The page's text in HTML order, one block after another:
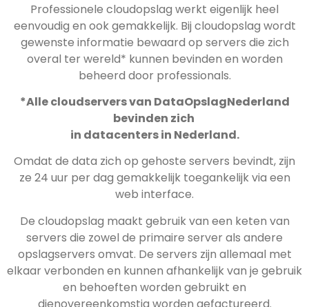
Professionele cloudopslag werkt eigenlijk heel
eenvoudig en ook gemakkelijk. Bij cloudopslag wordt
gewenste informatie bewaard op servers die zich
overal ter wereld* kunnen bevinden en worden
beheerd door professionals.
*Alle cloudservers van DataOpslagNederland
bevinden zich
in datacenters in Nederland.
Omdat de data zich op gehoste servers bevindt, zijn
ze 24 uur per dag gemakkelijk toegankelijk via een
web interface.
De cloudopslag maakt gebruik van een keten van
servers die zowel de primaire server als andere
opslagservers omvat. De servers zijn allemaal met
elkaar verbonden en kunnen afhankelijk van je gebruik
en behoeften worden gebruikt en
dienovereenkomstig worden gefactureerd.